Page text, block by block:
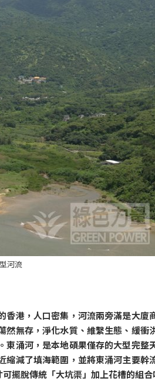
河流
港，人口密集，河流兩旁滿是大廈
無存，淨化水質、維繫生態、緩衝
涌河，是本地碩果僅存的大型完整
減了填海範圍，並將東涌河主要幹
擺脫傳統「大坑渠」加上花槽的組合